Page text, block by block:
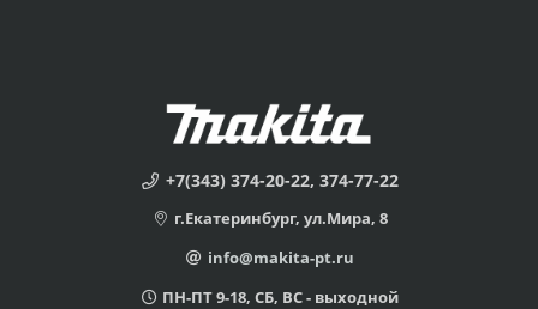
+7(343) 374-20-22, 374-77-22
г.Екатеринбург, ул.Мира, 8
info@makita-pt.ru
ПН-ПТ 9-18, СБ, ВС - выходной